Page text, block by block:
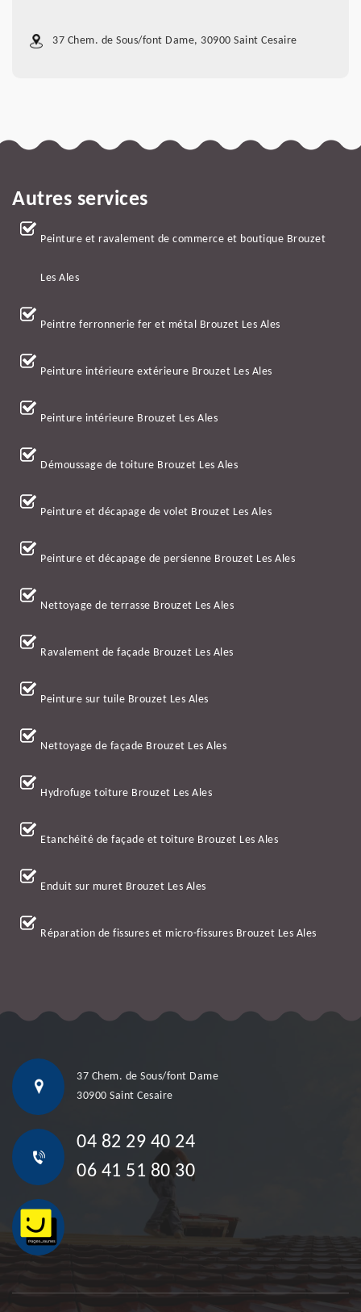
37 Chem. de Sous/font Dame, 30900 Saint Cesaire
Autres services
Peinture et ravalement de commerce et boutique Brouzet
Les Ales
Peintre ferronnerie fer et métal Brouzet Les Ales
Peinture intérieure extérieure Brouzet Les Ales
Peinture intérieure Brouzet Les Ales
Démoussage de toiture Brouzet Les Ales
Peinture et décapage de volet Brouzet Les Ales
Peinture et décapage de persienne Brouzet Les Ales
Nettoyage de terrasse Brouzet Les Ales
Ravalement de façade Brouzet Les Ales
Peinture sur tuile Brouzet Les Ales
Nettoyage de façade Brouzet Les Ales
Hydrofuge toiture Brouzet Les Ales
Etanchéité de façade et toiture Brouzet Les Ales
Enduit sur muret Brouzet Les Ales
Réparation de fissures et micro-fissures Brouzet Les Ales
37 Chem. de Sous/font Dame
30900 Saint Cesaire
04 82 29 40 24
06 41 51 80 30